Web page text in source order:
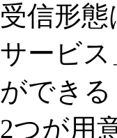
受信形
サービ
ができ
2つが用